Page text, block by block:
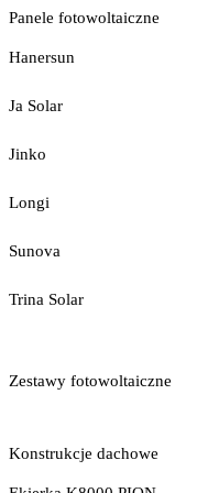
Panele fotowoltaiczne
Hanersun
Ja Solar
Jinko
Longi
Sunova
Trina Solar
Zestawy fotowoltaiczne
Konstrukcje dachowe